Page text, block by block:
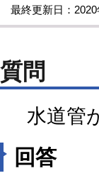
最終更新日：2020
質問
水道管
回答